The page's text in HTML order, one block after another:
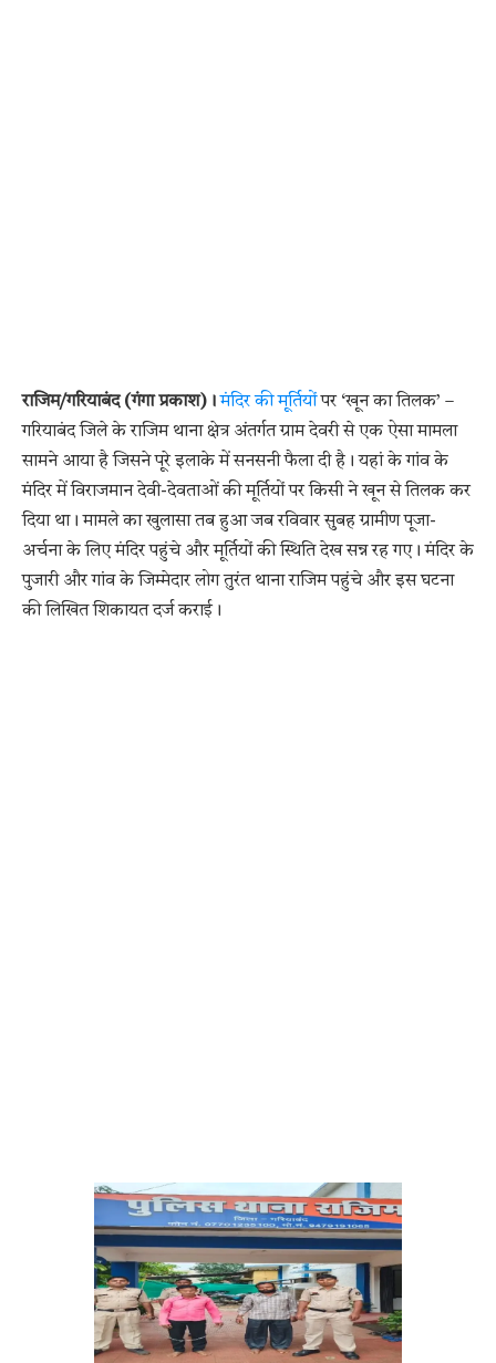
राजिम/गरियाबंद (गंगा प्रकाश)। मंदिर की मूर्तियोंपर ‘खून का तिलक’ –
गरियाबंद जिले के राजिम थाना क्षेत्र अंतर्गत ग्राम देवरी से एक ऐसा मामला
सामने आया है जिसने पूरे इलाके में सनसनी फैला दी है। यहां के गांव के
मंदिर में विराजमान देवी-देवताओं की मूर्तियों पर किसी ने खून से तिलक कर
दिया था। मामले का खुलासा तब हुआ जब रविवार सुबह ग्रामीण पूजा-
अर्चना के लिए मंदिर पहुंचे और मूर्तियों की स्थिति देख सन्न रह गए। मंदिर के
पुजारी और गांव के जिम्मेदार लोग तुरंत थाना राजिम पहुंचे और इस घटना
की लिखित शिकायत दर्ज कराई।